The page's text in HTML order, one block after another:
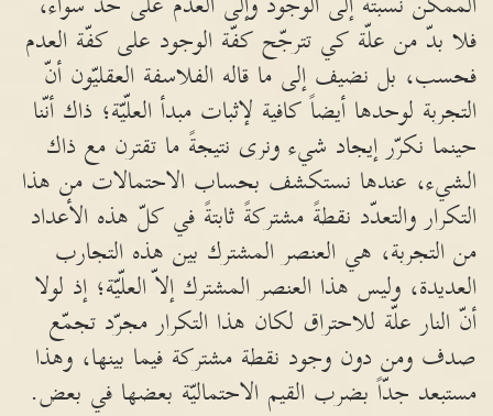
فلا بدّ من علّة كي تترجّح كفّة الوجود على كفّة العدم
فحسب، بل نضيف إلى ما قاله الفلاسفة العقليّون أنّ
التجربة لوحدها أيضاً كافية لإثبات مبدأ العلّيّة؛ ذاك أنّنا
حينما نكرّر إيجاد شيء ونرى نتيجةً ما تقترن مع ذاك
الشيء، عندها نستكشف بحساب الاحتمالات من هذا
التكرار والتعدّد نقطةً مشتركةً ثابتةً في كلّ هذه الأعداد
من التجربة، هي العنصر المشترك بين هذه التجارب
العديدة، وليس هذا العنصر المشترك إلاّ العلّيّة؛ إذ لولا
أنّ النار علّة للاحتراق لكان هذا التكرار مجرّد تجمّع
صدف ومن دون وجود نقطة مشتركة فيما بينها، وهذا
مستبعد جدّاً بضرب القيم الاحتماليّة بعضها في بعض.